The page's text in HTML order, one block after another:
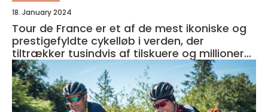
18. January 2024
Tour de France er et af de mest ikoniske og
prestigefyldte cykelløb i verden, der
tiltrækker tusindvis af tilskuere og millioner
af seere over hele kloden